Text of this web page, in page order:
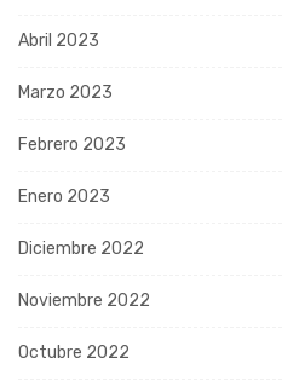
Abril 2023
Marzo 2023
Febrero 2023
Enero 2023
Diciembre 2022
Noviembre 2022
Octubre 2022